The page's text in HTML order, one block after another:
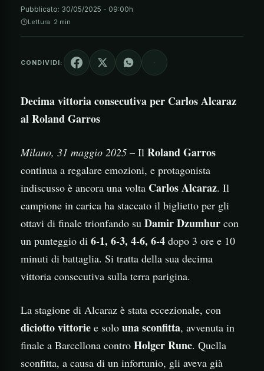
Pubblicato: 30/05/2025 - 09:00h
Lettura: 2 min
CONDIVIDI:
Decima vittoria consecutiva per Carlos Alcaraz
al Roland Garros
Milano, 31 maggio 2025 – Il Roland Garros
continua a regalare emozioni, e protagonista
indiscusso è ancora una volta Carlos Alcaraz. Il
campione in carica ha staccato il biglietto per gli
ottavi di finale trionfando su Damir Dzumhur con
un punteggio di 6-1, 6-3, 4-6, 6-4 dopo 3 ore e 10
minuti di battaglia. Si tratta della sua decima
vittoria consecutiva sulla terra parigina.
La stagione di Alcaraz è stata eccezionale, con
diciotto vittorie e solo una sconfitta, avvenuta in
finale a Barcellona contro Holger Rune. Quella
sconfitta, a causa di un infortunio, gli aveva già